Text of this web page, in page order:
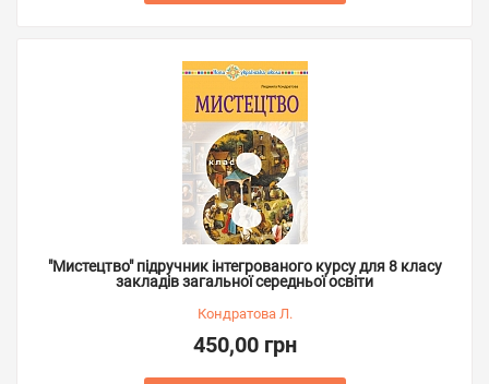
"Мистецтво" підручник інтегрованого курсу для 8 класу
закладів загальної середньої освіти
Кондратова Л.
450,00 грн